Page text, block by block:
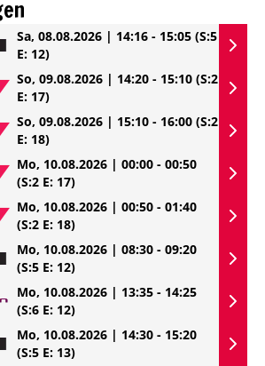
Sa, 08.08.2026 | 14:16 - 15:05 (S:5
E: 12)
So, 09.08.2026 | 14:20 - 15:10 (S:2
E: 17)
So, 09.08.2026 | 15:10 - 16:00 (S:2
E: 18)
Mo, 10.08.2026 | 00:00 - 00:50
(S:2 E: 17)
Mo, 10.08.2026 | 00:50 - 01:40
(S:2 E: 18)
Mo, 10.08.2026 | 08:30 - 09:20
(S:5 E: 12)
Mo, 10.08.2026 | 13:35 - 14:25
(S:6 E: 12)
Mo, 10.08.2026 | 14:30 - 15:20
(S:5 E: 13)